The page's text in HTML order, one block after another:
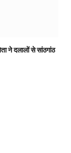
ने दलालों से सांठगांठ